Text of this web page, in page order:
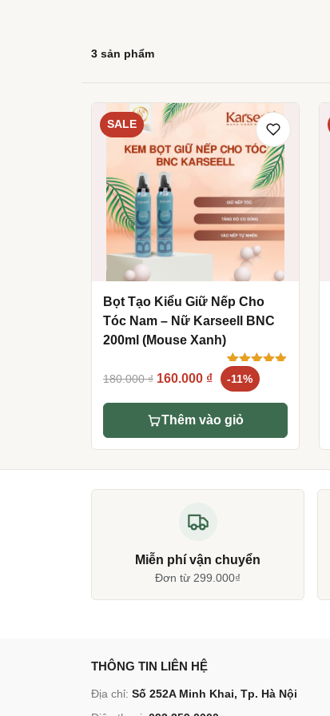
3 sản phẩm
SALE
Bọt Tạo Kiểu Giữ Nếp Cho
Tóc Nam – Nữ Karseell BNC
200ml (Mouse Xanh)
5.00trên 5
dựa trên
7
180.000₫ Original
was:
160.000 ₫Current
price
-11%
Thêm vào giỏ
Miễn phí vận chuyển
Đơn từ 299.000₫
THÔNG TIN LIÊN HỆ
Địa chỉ: Số 252A Minh Khai, Tp. Hà Nội